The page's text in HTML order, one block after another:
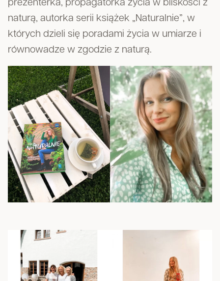
prezenterka, propagatorka życia w bliskości z
naturą, autorka serii książek „Naturalnie”, w
których dzieli się poradami życia w umiarze i
równowadze w zgodzie z naturą.